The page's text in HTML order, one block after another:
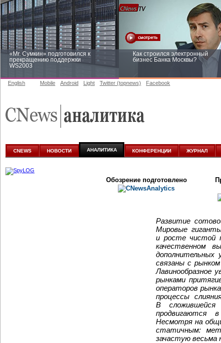
«Mr. Сумкин» подготовился к
прекращению поддержки
WS2003
Как строился электронный
бизнес Банка Москвы?
аналитике
English Mobile Android Light Twitter (topnews) Facebook
CNEWS НОВОСТИ АНАЛИТИКА КОНФЕРЕНЦИИ ЖУРНАЛ
Обозрение подготовлено
Развитие
Мировые
и росте чистой
качественном
дополнительных
связаны с
Лавинообразное
рынками
операторов
процессы
В сложившейся
продвигаются
Несмотря на
статичным:
зачастую весьма